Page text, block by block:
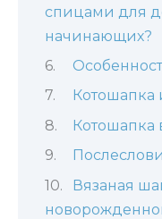
спицами для
начинающих?
Котошапка
Котошапка
Вязаная